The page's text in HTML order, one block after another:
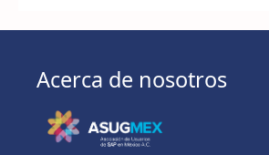
Acerca de nosotros